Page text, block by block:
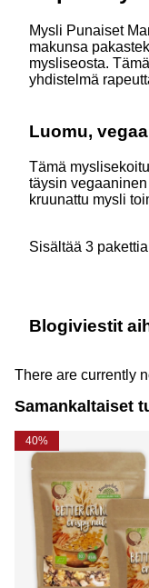
Mysli Punaiset
makunsa
mysliseosta.
yhdistelmä
Luomu,
Tämä
täysin
kruunattu mysli
Sisältää 3
Blogiviestit
There are currently
Samankaltaiset
40%